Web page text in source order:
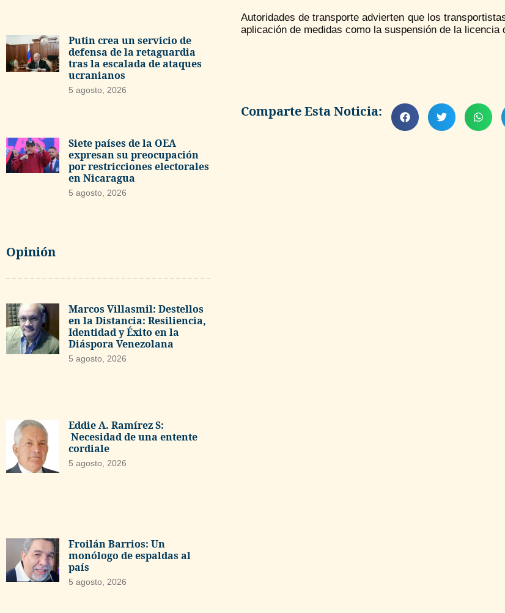
Putin crea un servicio de
defensa de la retaguardia
tras la escalada de ataques
ucranianos
5 agosto, 2026
Siete países de la OEA
expresan su preocupación
por restricciones electorales
en Nicaragua
5 agosto, 2026
Opinión
Marcos Villasmil: Destellos
en la Distancia: Resiliencia,
Identidad y Éxito en la
Diáspora Venezolana
5 agosto, 2026
Eddie A. Ramírez S:
Necesidad de una entente
cordiale
5 agosto, 2026
Froilán Barrios: Un
monólogo de espaldas al
país
5 agosto, 2026
Autoridades de transporte advierten que los
aplicación de medidas como la suspensión de la licencia
Comparte Esta Noticia: